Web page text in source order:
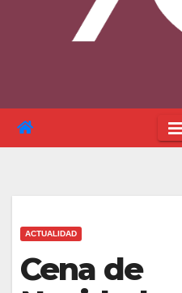
ACTUALIDAD
Cena de